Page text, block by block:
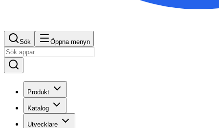
Sök Öppna menyn
Produkt
Katalog
Utvecklare